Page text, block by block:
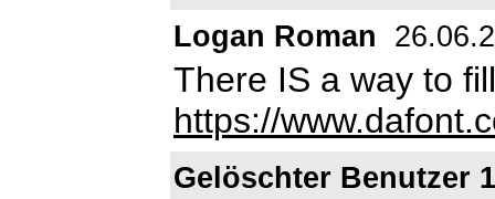
Logan Roman
There IS a way to
https://
Gelöschter Benutzer